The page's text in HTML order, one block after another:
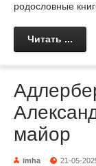
родословные
Читать ...
майор
imha 21-05-